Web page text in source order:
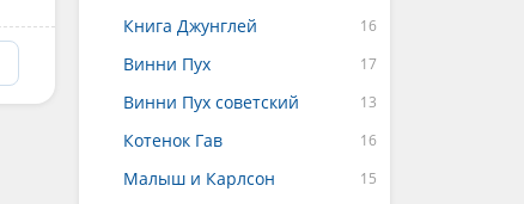
Книга Джунглей
Винни Пух
Винни Пух советский
Котенок Гав
Малыш и Карлсон